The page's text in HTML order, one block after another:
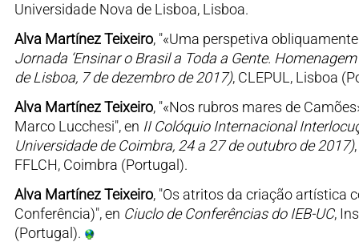
Universidade Nova de Lisboa, Lisboa.
Alva Martínez Teixeiro, "«Uma perspetiva
Jornada ‘Ensinar o Brasil a Toda a Gente.
de Lisboa, 7 de dezembro de 2017), CLEPUL, Lisboa
Alva Martínez Teixeiro, "«Nos rubros mares de
Marco Lucchesi", en II Colóquio Internacional
Universidade de Coimbra, 24 a 27 de outubro de 2017)
FFLCH, Coimbra (Portugal).
Alva Martínez Teixeiro, "Os atritos da criação artística
Conferência)", en Ciuclo de Conferências do IEB-UC,
(Portugal).